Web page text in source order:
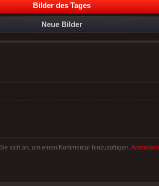
Bilder des Tages
Neue Bilder
sich an, um einen Kommentar hinzuzufügen. Anmelden